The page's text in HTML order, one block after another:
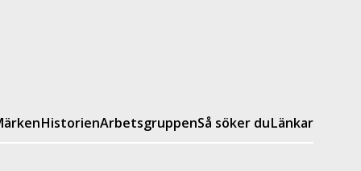
HistorienArbetsgruppenSå söker duLänkar